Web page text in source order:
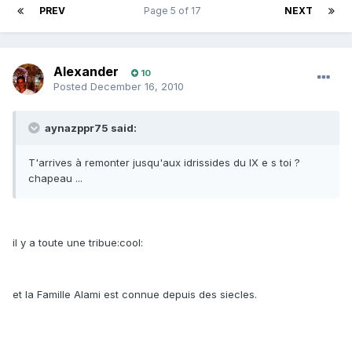
PREV NEXT
Page 5 of 17
Alexander 10
Posted December 16, 2010
aynazppr75 said:
T'arrives à remonter jusqu'aux idrissides du IX e s toi ?
chapeau ...
il y a toute une tribue:cool:
et la Famille Alami est connue depuis des siecles.